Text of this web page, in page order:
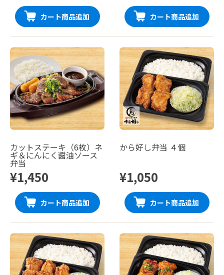
カート商品追加 カート商品追加
カットステーキ（6枚）ネ
ギ＆にんにく醤油ソース
弁当
¥1,450
カート商品追加
から好し弁当 ４個
¥1,050
カート商品追加